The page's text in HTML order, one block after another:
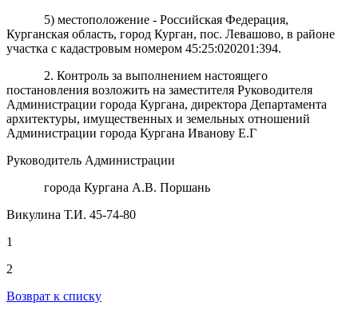
5) местоположение - Российская Федерация,
Курганская область, город Курган, пос. Левашово, в районе
участка с кадастровым номером 45:25:020201:394.
2. Контроль за выполнением настоящего
постановления возложить на заместителя Руководителя
Администрации города Кургана, директора Департамента
архитектуры, имущественных и земельных отношений
Администрации города Кургана Иванову Е.Г
Руководитель Администрации
города Кургана А.В. Поршань
Викулина Т.И. 45-74-80
1
2
Возврат к списку